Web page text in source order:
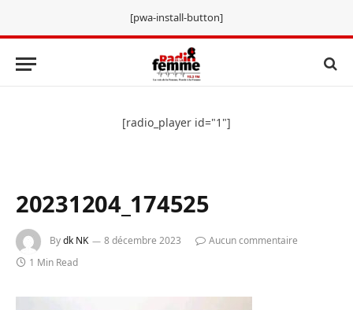
[pwa-install-button]
[radio_player id="1"]
20231204_174525
Bydk NK 8 décembre 2023
Aucun commentaire
1 Min Read